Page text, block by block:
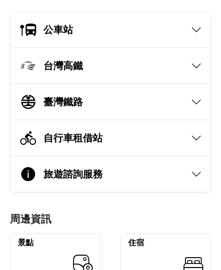
公車站
台灣高鐵
臺灣鐵路
自行車租借站
旅遊諮詢服務
周邊資訊
景點 住宿